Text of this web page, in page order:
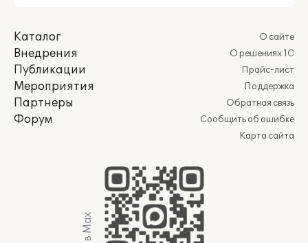
Каталог
Внедрения
Публикации
Мероприятия
Партнеры
Форум
О сайте
О решениях 1С
Прайс-лист
Поддержка
Обратная связь
Сообщить об ошибке
Карта сайта